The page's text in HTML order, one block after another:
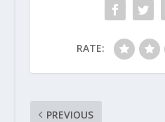
RATE:
PREVIOUS